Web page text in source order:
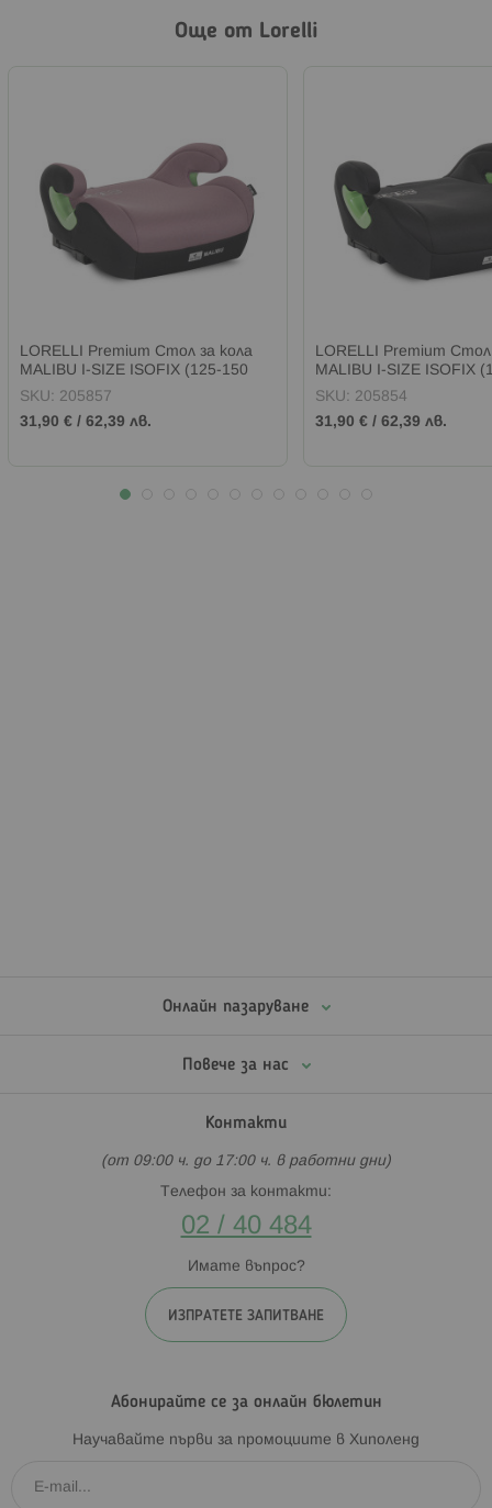
Още от Lorelli
LORELLI Premium Стол за кола
MALIBU I-SIZE ISOFIX (125-150
см) PINK
SKU: 205857
31,90 € / 62,39 лв.
LORELLI Premium Стол
MALIBU I-SIZE ISOFIX
см) BLACK
SKU: 205854
31,90 € / 62,39 лв.
Онлайн пазаруване
Повече за нас
Контакти
(от 09:00 ч. до 17:00 ч. в работни дни)
Телефон за контакти:
02 / 40 484
Имате въпрос?
ИЗПРАТЕТЕ ЗАПИТВАНЕ
Абонирайте се за онлайн бюлетин
Научавайте първи за промоциите в Хиполенд